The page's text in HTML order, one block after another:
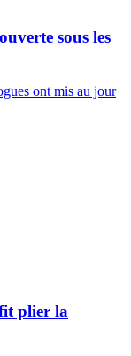
sous les
ont mis au jour
plier la